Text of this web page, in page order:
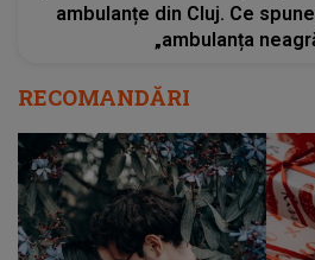
ambulanțe din Cluj. Ce
„ambulanța
RECOMANDĂRI